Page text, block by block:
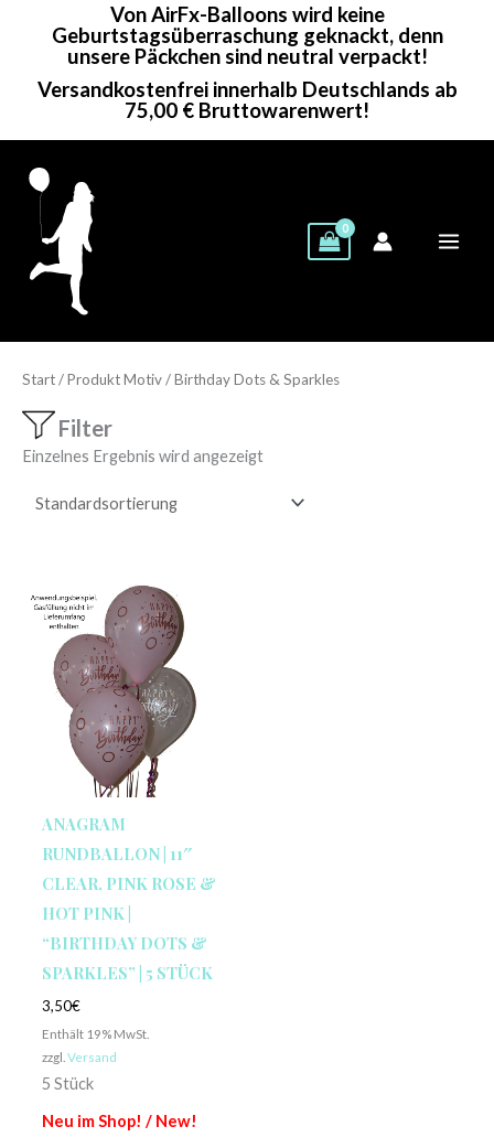
Von AirFx-Balloons wird keine
Geburtstagsüberraschung geknackt, denn
unsere Päckchen sind neutral verpackt!
Versandkostenfrei innerhalb Deutschlands ab
75,00 € Bruttowarenwert!
Start/ Produkt Motiv / Birthday Dots & Sparkles
Filter
Einzelnes Ergebnis wird angezeigt
ANAGRAM
RUNDBALLON | 11″
CLEAR, PINK ROSE &
HOT PINK |
“BIRTHDAY DOTS &
SPARKLES” | 5 STÜCK
3,50€
Enthält 19% MwSt.
zzgl. Versand
5 Stück
Neu im Shop! / New!